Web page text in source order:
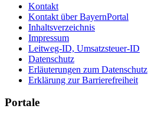
Kontakt
Kontakt über BayernPortal
Inhaltsverzeichnis
Impressum
Leitweg-ID, Umsatzsteuer-ID
Datenschutz
Erläuterungen zum Datenschutz
Erklärung zur Barrierefreiheit
Portale